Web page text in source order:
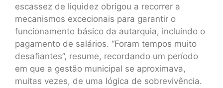
escassez de liquidez obrigou a recorrer a
mecanismos excecionais para garantir o
funcionamento básico da autarquia, incluindo o
pagamento de salários. “Foram tempos muito
desafiantes”, resume, recordando um período
em que a gestão municipal se aproximava,
muitas vezes, de uma lógica de sobrevivência.